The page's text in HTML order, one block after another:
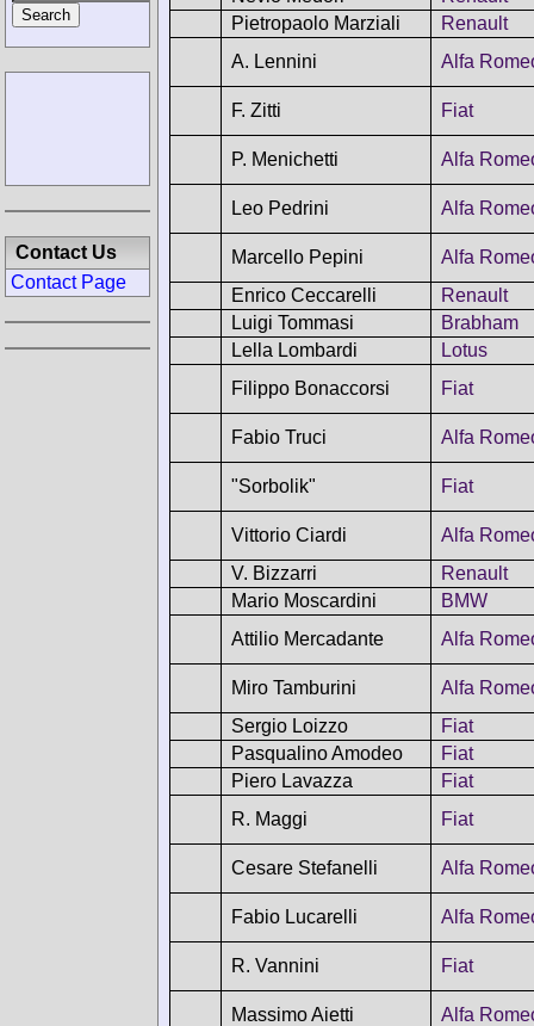
Pietropaolo Marziali
Renault
A. Lennini
Alfa
F. Zitti Fiat
P. Menichetti Alfa
Leo Pedrini Alfa
Marcello Pepini
Alfa
Enrico Ceccarelli
Renault
Luigi Tommasi
Brabham
Lella Lombardi
Lotus
Filippo Bonaccorsi
Fiat
Fabio Truci Alfa
"Sorbolik" Fiat
Vittorio Ciardi
Alfa
V. Bizzarri
Renault
Mario Moscardini
BMW
Attilio Mercadante
Alfa
Miro Tamburini
Alfa
Sergio Loizzo
Fiat
Pasqualino Amodeo
Fiat
Piero Lavazza
Fiat
R. Maggi
Fiat
Cesare Stefanelli Alfa
Fabio Lucarelli Alfa
R. Vannini Fiat
Massimo Aietti
Alfa
Contact Us
Contact Page